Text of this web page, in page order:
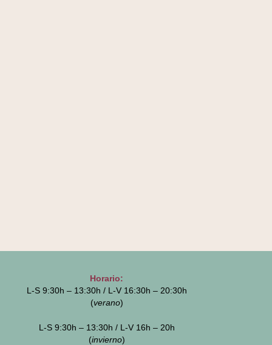
Horario:
L-S 9:30h – 13:30h / L-V 16:30h – 20:30h
(verano)
L-S 9:30h – 13:30h / L-V 16h – 20h
(invierno)